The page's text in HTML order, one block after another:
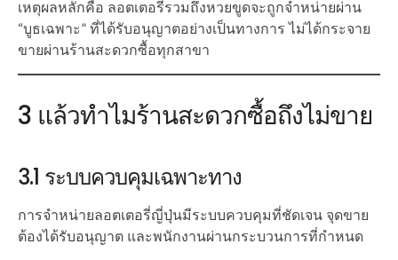
เหตุผลหลักคือ ลอตเตอรี่รวมถึงหวยขูดจะถูกจำหน่ายผ่าน
“บูธเฉพาะ” ที่ได้รับอนุญาตอย่างเป็นทางการ ไม่ได้กระจาย
ขายผ่านร้านสะดวกซื้อทุกสาขา
3 แล้วทำไมร้านสะดวกซื้อถึงไม่ขาย
3.1 ระบบควบคุมเฉพาะทาง
การจำหน่ายลอตเตอรี่ญี่ปุ่นมีระบบควบคุมที่ชัดเจน จุดขาย
ต้องได้รับอนุญาต และพนักงานผ่านกระบวนการที่กำหนด